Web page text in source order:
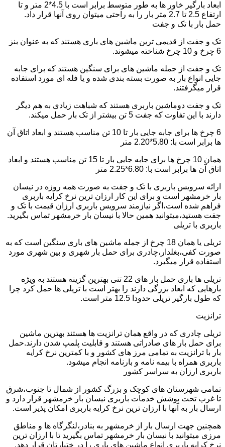
ابعاد بارگیر خاور ها به طور متوسط برابر است با 4.5*2 متر و تا
ارتفاع 2.5 تا 2.7 متر بار را به راحتی میتوان روی آنها قرار داد.
حمل بار با تک و جفت
تک و جفت از قدیمی ترین ماشین های باری هستند که به عنوان بنز
6 چرخ و 10 چرخ شناخته میشوند.
تک و جفت از جمله ماشین های برای سنگین هستند که برای جابه
جایی انواع بار به صورت بسته بندی شده و یا فله ای مورد استفاده
قرار میگرفتند.
تک و جفت دوماشین باربری هستند که شباهت زیادی به هم دیگر
دارند با این تفاوت که جفت 5 تن بیشتر از تک بار حمل میکند.
6 چرخ ها برای جابه جایی بار تا 10 تن مناسب هستند و ابعاد اتاق آن
ها برابر است با: 5.80*2.20 متر
همان 10 چرخ ها برای جابه جایی بار تا 15 تن مناسب هستند و ابعاد
اتاق آن ها برابر است با: 6.80*2.25 متر
ارائه سرویس باربری با تک و جفت به صورت همه روزه در نیسان
بار خرمشهر است و برای این کار ارزان ترین نرخ کرایه باربری
فراهم شده است،اگر نیازمند سرویس باربری ارزان قیمت با تک و
جفت هستید،میتوانید همین حالا با نیسان بار خرمشهر تماس بگیرید.
باربری با تریلی
تریلی یا همان 18 چرخ از جمله ماشین های باری سنگین است که به
صورت کفی،بغلدار،چادری برای حمل بار شهری و بین شهری مورد
استفاده قرار میگیرد.
تریلی ها باری حمل بار های 22 تنی بهترین گزینه هستند به ویژه
بارهایی که ابعاد بزرگی دارند را بهتر است با تریلی ها حمل کرد چرا
که طول بارگیر تریلی حدودا 12.5 متر است.
ترانزیت
تریلی چادری که در واقع همان ترانزیت ها هستند بهترین ماشین
برای حمل بار های صادراتی هستند و قابلیت پلمپ شدن دارند.حمل
بار با ترانزیت به تمامی مرز های کشور و با کمترین نرخ کرایه
باربری همراه با بیمه نامه و بارنامه انجام میشود.
باربری ارزان به سراسر کشور
تمامی شهرستان های کوچک و بزرگ کشور از شمال تا جنوب،شرق
تا غرب تحت پوشش خدمات باربری نیسان بار خرمشهر قرار دارد و
ارسال بار به آنها با ارزان ترین نرخ کرایه باربری امکان پذیر است.
همچنین جهت ارسال بار از خرمشهر به بنادر،لنگرگاه ها و مناطق
مرزی میتوانید با نیسان بار خرمشهر تماس بگیرید تا با ارزان ترین
نرخ کرایه باربری انواع ماشین های باری را در ختیارتان قرار دهد.